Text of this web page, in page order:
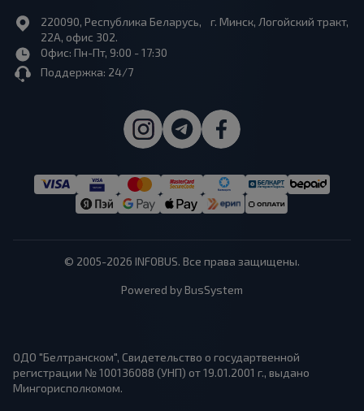
220090, Республика Беларусь, г. Минск, Логойский тракт,
22А, офис 302.
Офис: Пн-Пт, 9:00 - 17:30
Поддержка: 24/7
© 2005-2026 INFOBUS. Все права защищены.
Powered by BusSystem
ОДО "Белтранском", Свидетельство о государтвенной
регистрации № 100136088 (УНП) от 19.01.2001 г., выдано
Мингорисполкомом.